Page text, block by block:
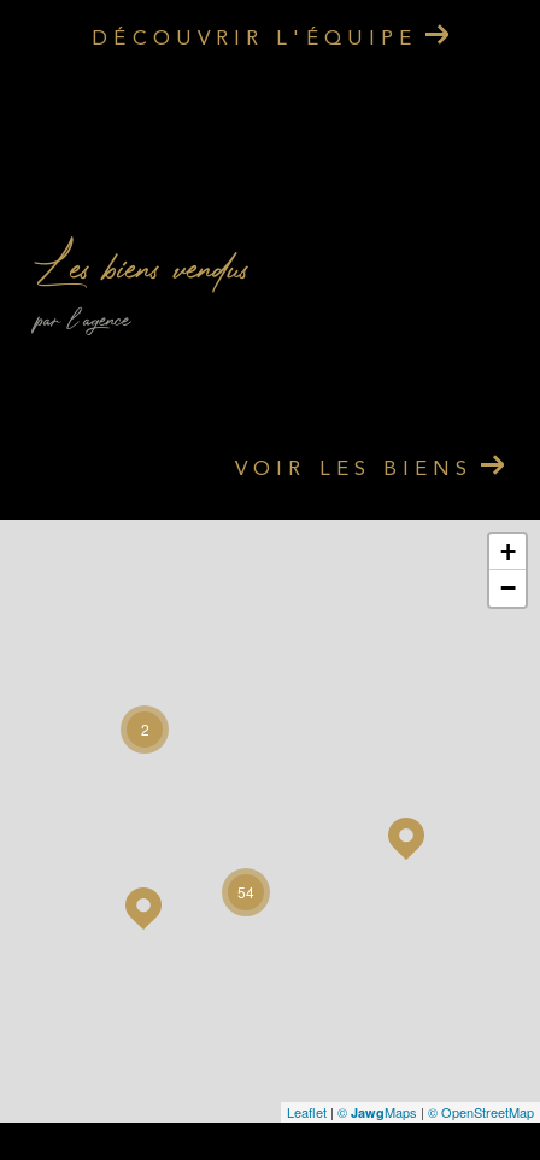
DÉCOUVRIR L'ÉQUIPE
Les biens vendus
par l'agence
VOIR LES BIENS
2
54
+
−
Leaflet | © JawgMaps | © OpenStreetMap